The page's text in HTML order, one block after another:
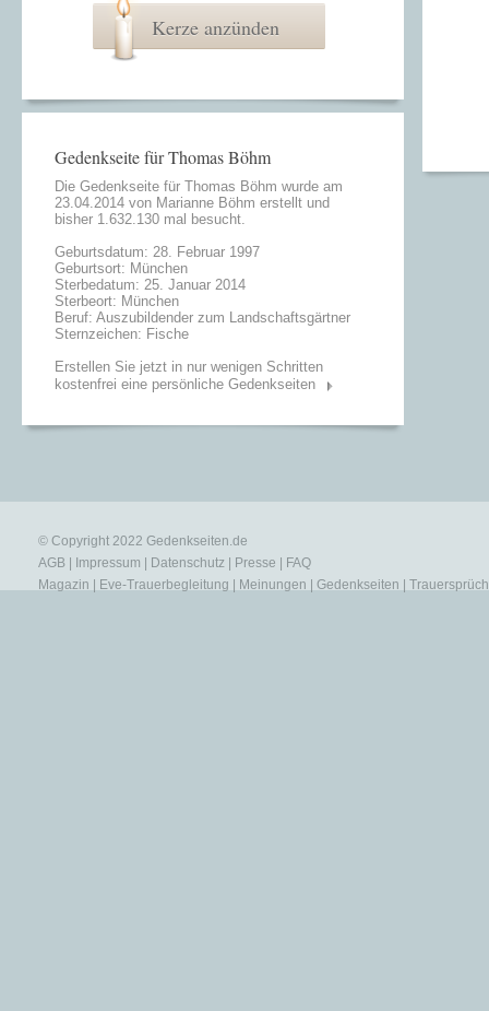
Kerze anzünden
Gedenkseite für Thomas Böhm
Die Gedenkseite für Thomas Böhm wurde am
23.04.2014 von Marianne Böhm erstellt und
bisher 1.632.130 mal besucht.
Geburtsdatum: 28. Februar 1997
Geburtsort: München
Sterbedatum: 25. Januar 2014
Sterbeort: München
Beruf: Auszubildender zum Landschaftsgärtner
Sternzeichen: Fische
Erstellen Sie jetzt in nur wenigen Schritten
kostenfrei eine persönliche Gedenkseiten
© Copyright 2022 Gedenkseiten.de
AGB
Impressum Datenschutz Presse
FAQ
Magazin
Eve-Trauerbegleitung Meinungen Gedenkseiten